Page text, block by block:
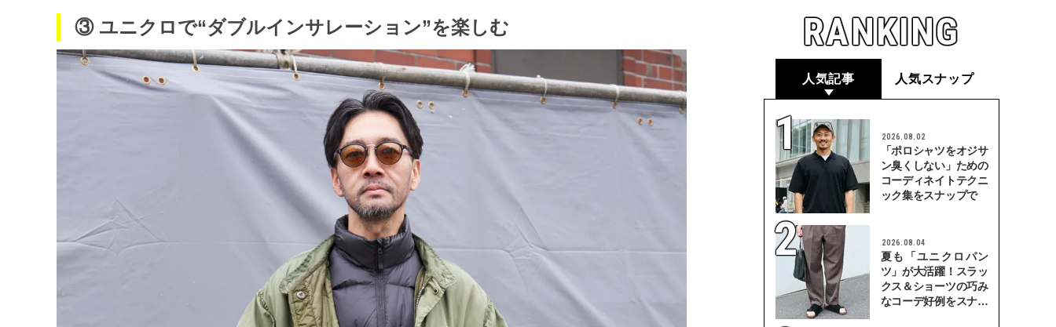
③ ユニクロで“ダブルインサレーション”を楽しむ RANKING
人気記事 人気スナップ
2026.08.02
「ポロシャツをオジサ
ン臭くしない」ための
コーディネイトテクニ
ック集をスナップで
2026.08.04
夏も「ユニクロパン
ツ」が大活躍！スラッ
クス＆ショーツの巧み
なコーデ好例をスナッ